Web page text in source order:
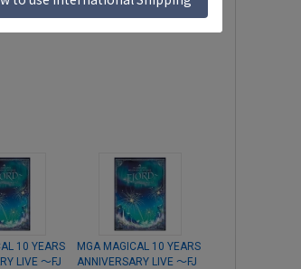
10 YEARS
LIVE ～FJ
MGA MAGICAL 10 YEARS
ANNIVERSARY LIVE ～FJ